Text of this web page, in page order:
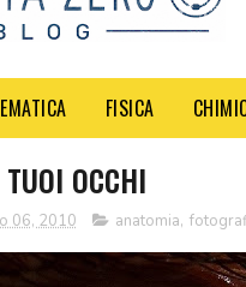
FISICA
OCCHI
06, 2010 anatomia,